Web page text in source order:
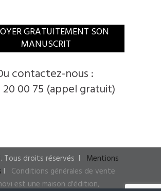
GRATUITEMENT SON
MANUSCRIT
contactez-nous :
20 00 75 (appel gratuit)
​Tous droits réservés I ​ Mentions
I Conditions générales de vente
est une maison d'édition,